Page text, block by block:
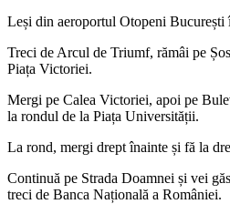
Leși din aeroportul Otopeni București
Treci de Arcul de Triumf, rămâi pe
Piața Victoriei.
Mergi pe Calea Victoriei, apoi pe
la rondul de la Piața Universității.
La rond, mergi drept înainte și fă la
Continuă pe Strada Doamnei și vei
treci de Banca Națională a României.